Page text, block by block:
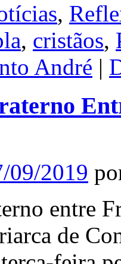
,
, cristãos,
André |
09/2019
entre
de